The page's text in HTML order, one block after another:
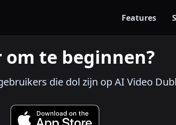
Features
om te beginnen?
die dol zijn op AI Video